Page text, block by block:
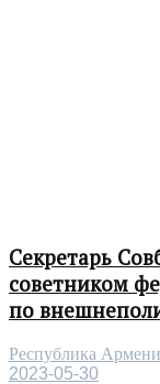
Секретарь
советником
по
Республика
2023-05-30